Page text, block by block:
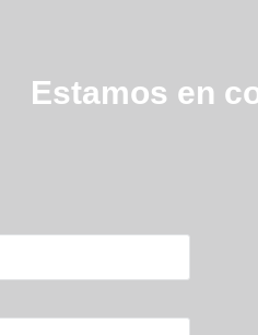
Estamos en